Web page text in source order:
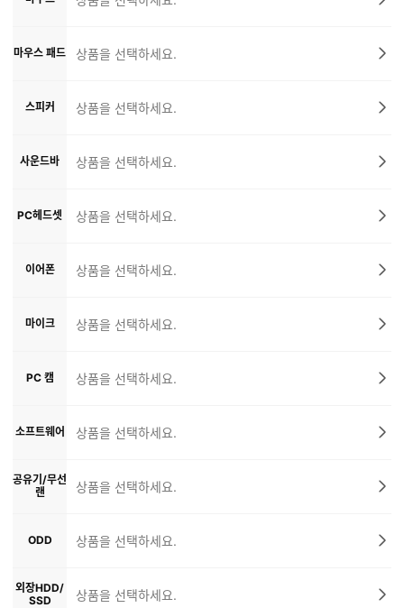
마우스 패드 상품을 선택하세요.
스피커 상품을 선택하세요.
사운드바 상품을 선택하세요.
PC헤드셋 상품을 선택하세요.
이어폰 상품을 선택하세요.
마이크 상품을 선택하세요.
PC 캠 상품을 선택하세요.
소프트웨어 상품을 선택하세요.
공유기/무선
랜
상품을 선택하세요.
ODD 상품을 선택하세요.
외장HDD/
SSD
상품을 선택하세요.